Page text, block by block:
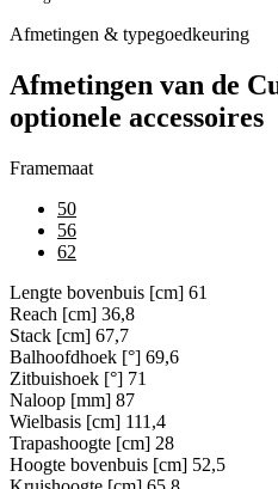
Afmetingen & typegoedkeuring
Afmetingen van de
optionele accessoires
Framemaat
50
56
62
Lengte bovenbuis [cm] 61
Reach [cm] 36,8
Stack [cm] 67,7
Balhoofdhoek [°] 69,6
Zitbuishoek [°] 71
Naloop [mm] 87
Wielbasis [cm] 111,4
Trapashoogte [cm] 28
Hoogte bovenbuis [cm] 52,5